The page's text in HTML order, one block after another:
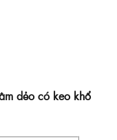
dẻo có keo khổ